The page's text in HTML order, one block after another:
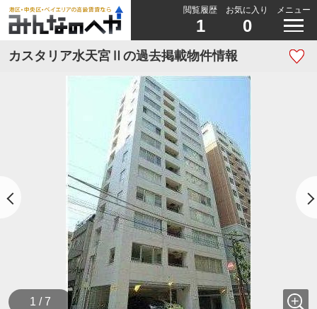
閲覧履歴
1
お気に入り
0
メニュー
カスタリア水天宮Ⅱの過去掲載物件情報
1 / 7